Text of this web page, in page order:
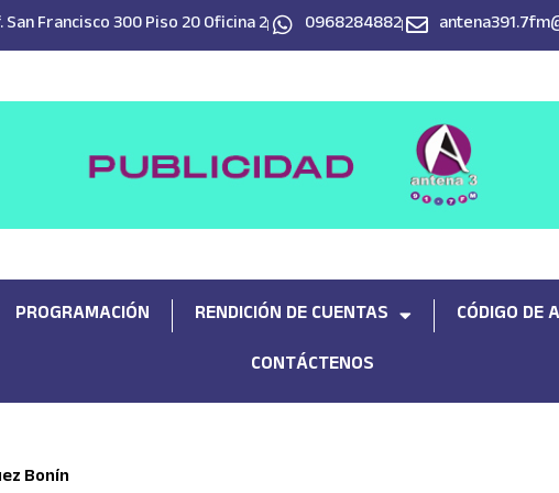
Francisco 300 Piso 20 Oficina 2 0968284882
PROGRAMACIÓN RENDICIÓN DE CUENTAS CÓDIGO DE
CONTÁCTENOS
Bonín